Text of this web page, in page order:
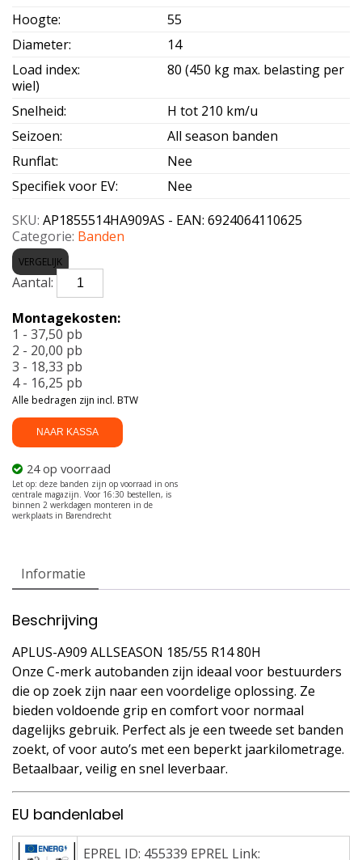
Hoogte:
55
Diameter:
14
Load index:
80 (450 kg max. belasting per
wiel)
Snelheid:
H tot 210 km/u
Seizoen:
All season banden
Runflat:
Nee
Specifiek voor EV:
Nee
SKU: AP1855514HA909AS - EAN: 6924064110625
Categorie: Banden
VERGELIJK
APLUS-
A909
185/55
R14
80H
aantal
NAAR KASSA
24 op voorraad
Montagekosten:
1 - 37,50 pb
2 - 20,00 pb
3 - 18,33 pb
4 - 16,25 pb
Alle bedragen zijn incl. BTW
Informatie
Beschrijving
APLUS-A909 ALLSEASON 185/55 R14 80H
Onze C-merk autobanden zijn ideaal voor bestuurders
die op zoek zijn naar een voordelige oplossing. Ze
bieden voldoende grip en comfort voor normaal
dagelijks gebruik. Perfect als je een tweede set banden
zoekt, of voor auto’s met een beperkt jaarkilometrage.
Betaalbaar, veilig en snel leverbaar.
EU bandenlabel
EPREL ID: 455339 EPREL Link: